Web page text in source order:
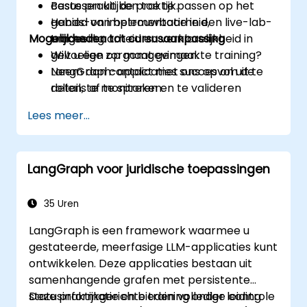
Beste praktijken toe te passen op het
gebied van betrouwbaarheid,
traceerbaarheid en verklarelijkheid in
gevoelige zorgomgevingen.
LangGraph-applicaties succesvol uit te
rollen, te monitoren en te valideren
gezondheidszorg.
casussen uit de praktijk.
Hands-on implementatie in een live-lab-
omgeving.
Mogelijkheden tot cursusaanpassing
Wilt u een op maat gemaakte training?
Neem dan contact met ons op om de
details af te spreken.
Lees meer...
LangGraph voor juridische toepassingen
35 Uren
LangGraph is een framework waarmee u
gestateerde, meerfasige LLM-applicaties kunt
ontwikkelen. Deze applicaties bestaan uit
samenhangende grafen met persistente
statusinformatie en bieden volledige controle
Deze praktijkgerichte training onder leiding